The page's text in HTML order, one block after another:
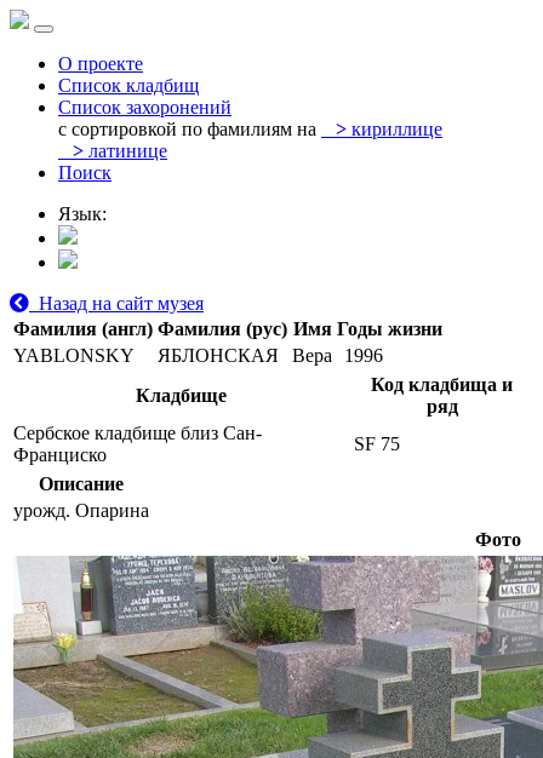
О проекте
Список кладбищ
Список захоронений
с сортировкой по фамилиям на
> кириллице
> латинице
Поиск
Язык:
Назад на сайт музея
Фамилия (англ) Фамилия (рус) Имя Годы жизни
YABLONSKY
ЯБЛОНСКАЯ Вера
1996
Кладбище
Код кладбища и
ряд
Сербское кладбище близ Сан-
Франциско
SF 75
Описание
урожд. Опарина
Фото